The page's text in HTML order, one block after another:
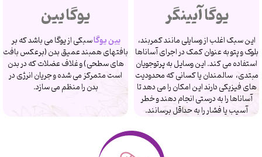
یوگا آیینگر
این سبک اغلب از وسایلی مانند کمربند،
بلوک و پتو به عنوان کمک در اجرای آساناها
استفاده می کند. این وسایل به پرتوجویان
مبتدی، سالمندان یا کسانی که محدودیت
های فیزیکی دارند این امکان را می دهد تا
آساناها را به درستی انجام دهند و خطر
آسیب یا فشار را به حداقل برسانند.
یوگا یین
یین یوگاسبکی از یوگا می باشد که بر
بافتهای همبند عمیق بدن (برعکس بافت
های سطحی) و غلاف عضلات که در بدن
است متمرکز می شده و جریان انرژی در
بدن را منظم می سازد.